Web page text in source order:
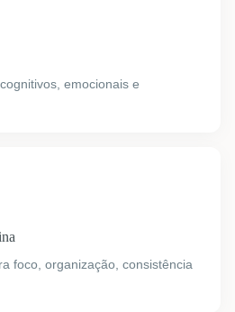
emocionais e
foco, organização, consistência